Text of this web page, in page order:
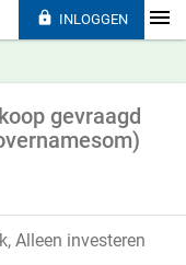
gevraagd
Alleen investeren
 INLOGGEN